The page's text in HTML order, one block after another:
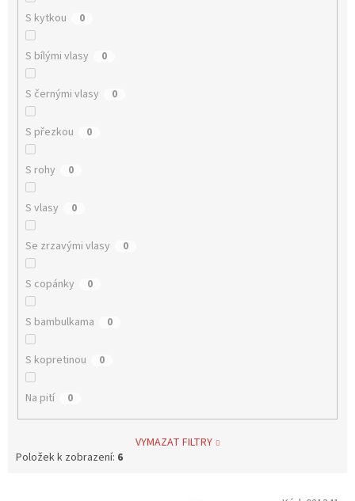
S kytkou 0
S bílými vlasy 0
S černými vlasy 0
S přezkou 0
S rohy 0
S vlasy 0
Se zrzavými vlasy 0
S copánky 0
S bambulkama 0
S kopretinou 0
Na pití 0
VYMAZAT FILTRY
Položek k zobrazení: 6